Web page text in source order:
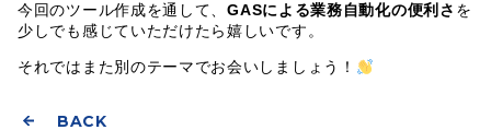
今回のツール作成を通して、GASによる業務自動化の便利さ を
少しでも感じていただけたら嬉しいです。
それではまた別のテーマでお会いしましょう！
BACK